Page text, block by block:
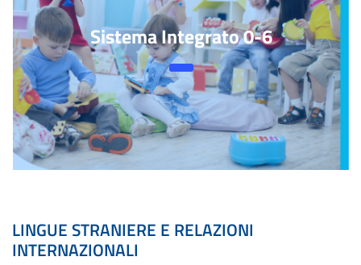
Sistema Integrato 0-6
LINGUE STRANIERE E RELAZIONI
INTERNAZIONALI